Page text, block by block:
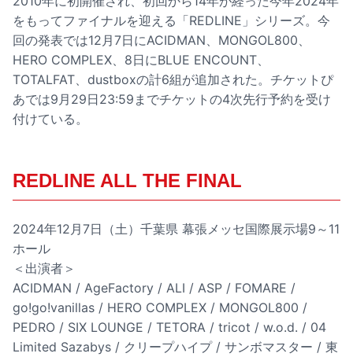
をもってファイナルを迎える「REDLINE」シリーズ。今
回の発表では12月7日にACIDMAN、MONGOL800、
HERO COMPLEX、8日にBLUE ENCOUNT、
TOTALFAT、dustboxの計6組が追加された。チケットぴ
あでは9月29日23:59までチケットの4次先行予約を受け
付けている。
REDLINE ALL THE FINAL
2024年12月7日（土）千葉県 幕張メッセ国際展示場9～11
ホール
＜出演者＞
ACIDMAN / AgeFactory / ALI / ASP / FOMARE /
go!go!vanillas / HERO COMPLEX / MONGOL800 /
PEDRO / SIX LOUNGE / TETORA / tricot / w.o.d. / 04
Limited Sazabys / クリープハイプ / サンボマスター / 東